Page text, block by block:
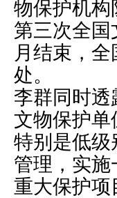
物保护机构
第三次全
月结束，
处。
李群同时
文物保护单
特别是低级
管理，实
重大保护项